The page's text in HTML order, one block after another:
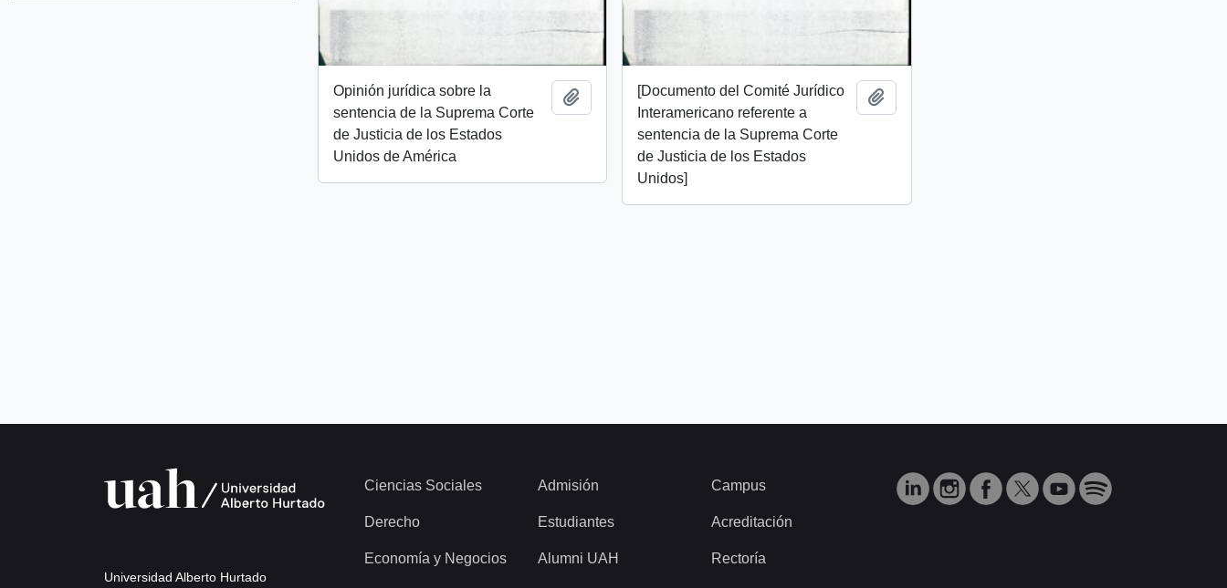
Opinión jurídica sobre la
sentencia de la Suprema Corte
de Justicia de los Estados
Unidos de América
Añadir al portapapeles
[Documento del Comité Jurídico
Interamericano referente a
sentencia de la Suprema Corte
de Justicia de los Estados
Unidos]
Añadir al portapapeles
Universidad Alberto Hurtado
Ciencias Sociales
Derecho
Economía y Negocios
Admisión
Estudiantes
Alumni UAH
Campus
Acreditación
Rectoría